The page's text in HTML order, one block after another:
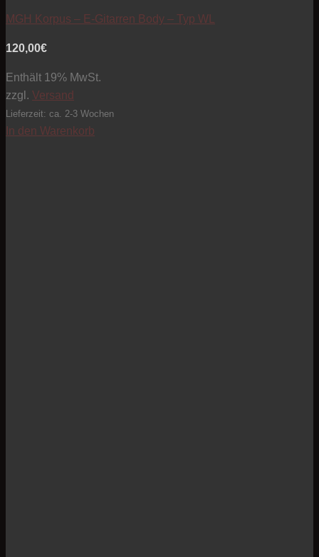
MGH Korpus – E-Gitarren Body – Typ WL
120,00€
Enthält 19% MwSt.
zzgl. Versand
Lieferzeit: ca. 2-3 Wochen
In den Warenkorb